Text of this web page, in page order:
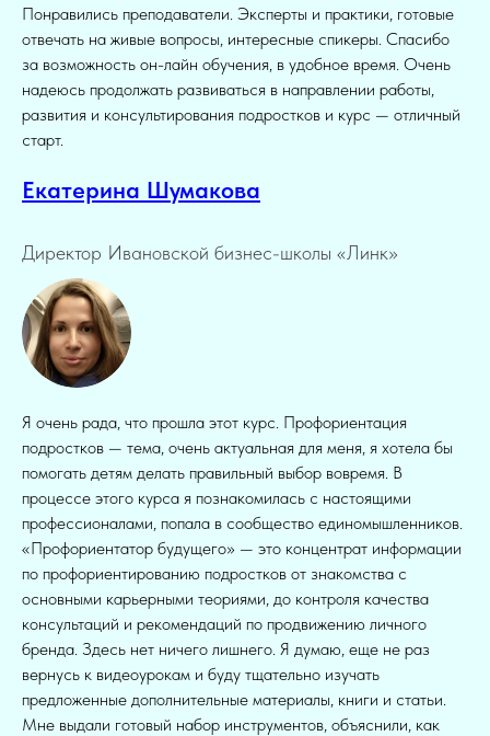
Понравились преподаватели. Эксперты и практики, готовые
отвечать на живые вопросы, интересные спикеры. Спасибо
за возможность он-лайн обучения, в удобное время. Очень
надеюсь продолжать развиваться в направлении работы,
развития и консультирования подростков и курс — отличный
старт.
Екатерина Шумакова
Директор Ивановской бизнес-школы «Линк»
Я очень рада, что прошла этот курс. Профориентация
подростков — тема, очень актуальная для меня, я хотела бы
помогать детям делать правильный выбор вовремя. В
процессе этого курса я познакомилась с настоящими
профессионалами, попала в сообщество единомышленников.
«Профориентатор будущего» — это концентрат информации
по профориентированию подростков от знакомства с
основными карьерными теориями, до контроля качества
консультаций и рекомендаций по продвижению личного
бренда. Здесь нет ничего лишнего. Я думаю, еще не раз
вернусь к видеоурокам и буду тщательно изучать
предложенные дополнительные материалы, книги и статьи.
Мне выдали готовый набор инструментов, объяснили, как